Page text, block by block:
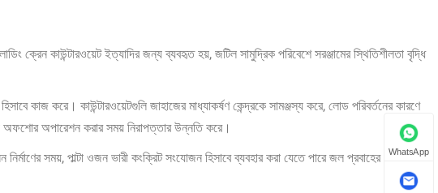
ক্রেন কাউন্টারওয়েট ইত্যাদির জন্য ব্যবহৃত হয়, জটিল সামুদ্রিক পরিবেশে সরঞ্জামের স্থিতিশীলতা বৃদ্ধি
কাজ করে। কাউন্টারওয়েটগুলি জাহাজের মাধ্যাকর্ষণ কেন্দ্রকে সামঞ্জস্য করে, লোড পরিবর্তনের কারণে
অফশোর অপারেশন করার সময় নিরাপত্তার উন্নতি করে।
সময়, পাল্টা ওজন ভারী কংক্রিট সংযোজন হিসাবে ব্যবহার করা যেতে পারে জল প্রবাহের প্রভাবকে
WhatsApp